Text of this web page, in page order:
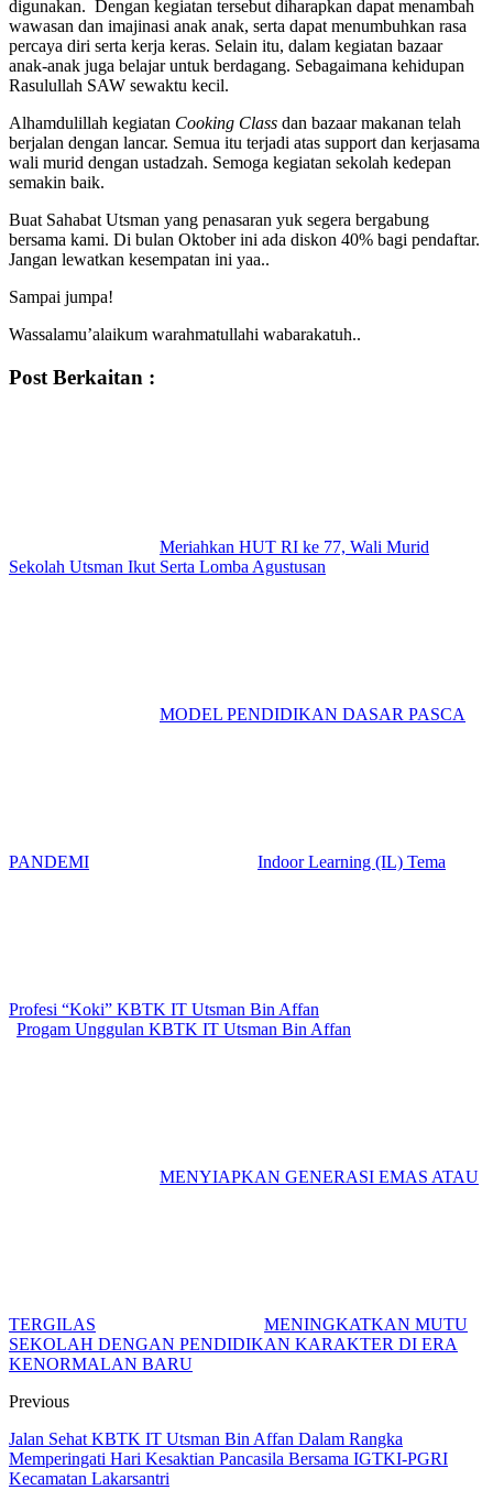
digunakan. Dengan kegiatan tersebut diharapkan dapat menambah
wawasan dan imajinasi anak anak, serta dapat menumbuhkan rasa
percaya diri serta kerja keras. Selain itu, dalam kegiatan bazaar
anak-anak juga belajar untuk berdagang. Sebagaimana kehidupan
Rasulullah SAW sewaktu kecil.
Alhamdulillah kegiatan Cooking Class dan bazaar makanan telah
berjalan dengan lancar. Semua itu terjadi atas support dan kerjasama
wali murid dengan ustadzah. Semoga kegiatan sekolah kedepan
semakin baik.
Buat Sahabat Utsman yang penasaran yuk segera bergabung
bersama kami. Di bulan Oktober ini ada diskon 40% bagi pendaftar.
Jangan lewatkan kesempatan ini yaa..
Sampai jumpa!
Wassalamu’alaikum warahmatullahi wabarakatuh..
Post Berkaitan :
Meriahkan HUT RI ke 77, Wali Murid
Sekolah Utsman Ikut Serta Lomba Agustusan
MODEL PENDIDIKAN DASAR PASCA
PANDEMI Indoor Learning (IL) Tema
Profesi “Koki” KBTK IT Utsman Bin Affan
Progam Unggulan KBTK IT Utsman Bin Affan
MENYIAPKAN GENERASI EMAS ATAU
TERGILAS
MENINGKATKAN MUTU
SEKOLAH DENGAN PENDIDIKAN KARAKTER DI ERA
KENORMALAN BARU
Previous
Jalan Sehat KBTK IT Utsman Bin Affan Dalam Rangka
Memperingati Hari Kesaktian Pancasila Bersama IGTKI-PGRI
Kecamatan Lakarsantri